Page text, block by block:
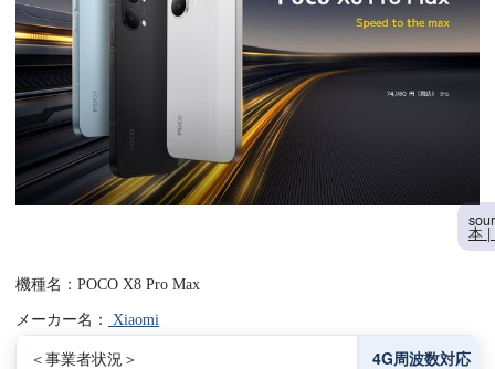
本 |
機種名：POCO X8 Pro Max
メーカー名： Xiaomi
＜事業者状況＞ 4G周波数対応